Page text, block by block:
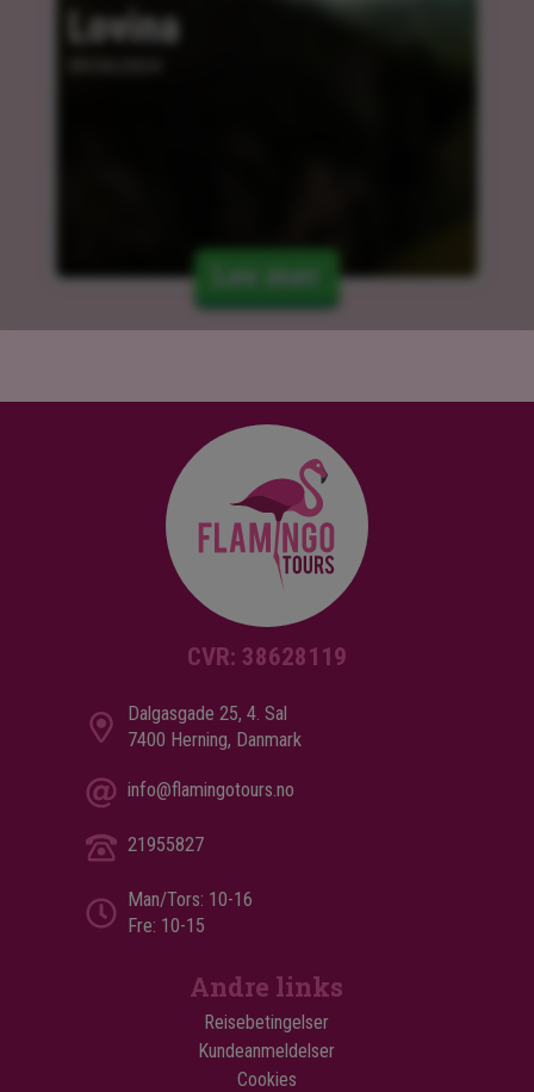
Lovina
Les mer
CVR: 38628119
Dalgasgade 25, 4. Sal
7400 Herning, Danmark
info@flamingotours.no
21955827
Man/Tors: 10-16
Fre: 10-15
Andre links
Reisebetingelser
Kundeanmeldelser
Cookies